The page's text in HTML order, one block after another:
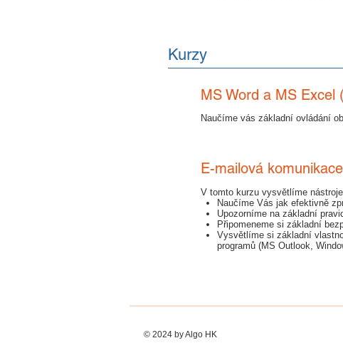
Kurzy
MS Word a MS Excel
Naučíme vás základní ovládání
E-mailová komunikace
V tomto kurzu vysvětlíme
Naučíme Vás jak efektivně
Upozorníme na základní
Připomeneme si základní
Vysvětlíme si základní
programů (MS Outlook,
© 2024 by Algo HK